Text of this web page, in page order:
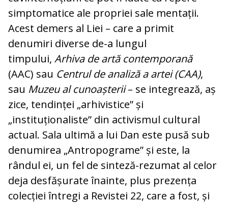
simptomatice ale propriei sale mentații.
Acest demers al Liei – care a primit
denumiri diverse de-a lungul
timpului, Arhiva de artă contemporană
(AAC) sau Centrul de analiză a artei (CAA),
sau Muzeu al cunoașterii– se integrează, aș
zice, tendinței „arhivistice” și
„instituționaliste” din activismul cultural
actual. Sala ultimă a lui Dan este pusă sub
denumirea „Antropograme” și este, la
rândul ei, un fel de sinteză-rezumat al celor
deja desfășurate înainte, plus prezența
colecției întregi a Revistei 22, care a fost, și